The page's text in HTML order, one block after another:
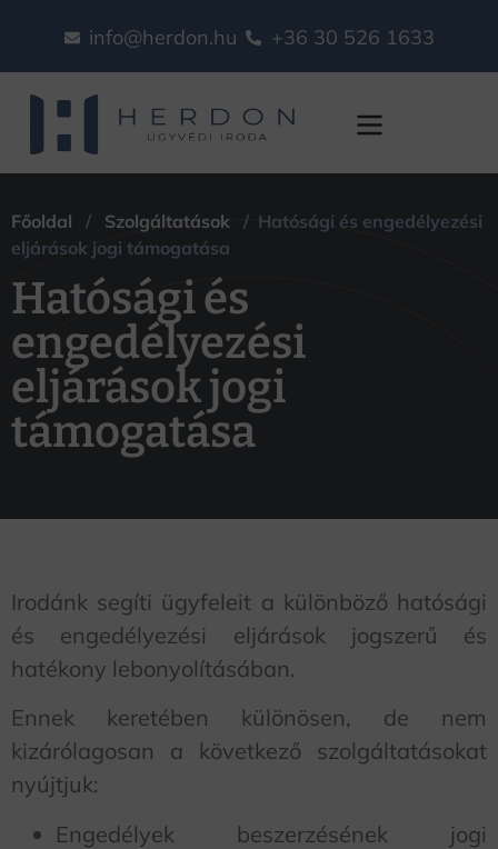
info@herdon.hu +36 30 526 1633
Hatósági és
engedélyezési
eljárások jogi
támogatása
Főoldal / Szolgáltatások / Hatósági és engedélyezési
eljárások jogi támogatása
Hatósági és
engedélyezési
eljárások jogi
támogatása
Irodánk segíti ügyfeleit a különböző hatósági
és engedélyezési eljárások jogszerű és
hatékony lebonyolításában.
Ennek keretében különösen, de nem
kizárólagosan a következő szolgáltatásokat
nyújtjuk:
Engedélyek beszerzésének jogi